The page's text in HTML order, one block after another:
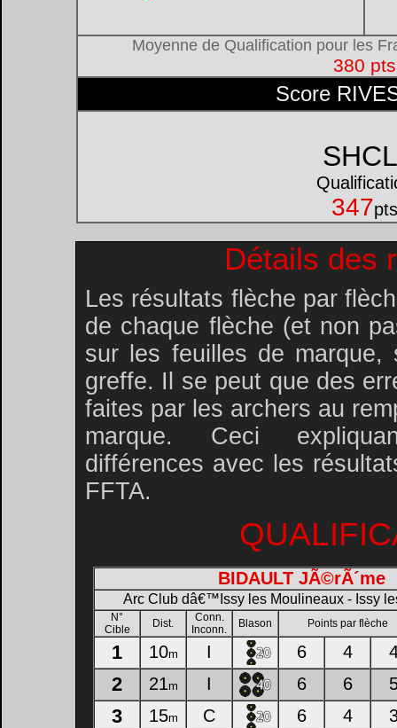
Moyenne de Qualification pour les
380 pts
Score
347pts
Détails des
Les résultats flèche par
de chaque flèche (et non
sur les feuilles de marque,
greffe. Il se peut que des
faites par les archers au
marque. Ceci
différences avec les
FFTA.
BIDAULT JÃ©rÃ´me
Arc Club dâ€™Issy les Moulineaux - Issy
N°
Cible
Dist.
Conn.
Inconn.
Blason Points par flèche
1 10m I 6 4
2 21m I 6 6
3 15m C 6 4